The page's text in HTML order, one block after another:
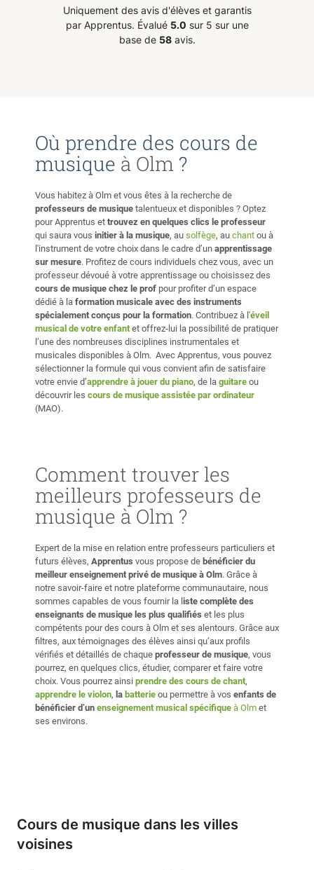
base académique Des amateurs souhaitant améliorer leurs
compétences Musiciens souhaitant approfondir leur
compréhension de la musique arabe
Uniquement des avis d'élèves et garantis
par Apprentus. Évalué 5.0 sur 5 sur une
base de 58avis.
Où prendre des cours de
musique à Olm ?
Vous habitez à Olm et vous êtes à la recherche de
professeurs de musique talentueux et disponibles ? Optez
pour Apprentus et trouvez en quelques clics le professeur
qui saura vous initier à la musique, au solfège, au chant ou à
l'instrument de votre choix dans le cadre d’un apprentissage
sur mesure. Profitez de cours individuels chez vous, avec un
professeur dévoué à votre apprentissage ou choisissez des
cours de musique chez le prof pour profiter d’un espace
dédié à la formation musicale avec des instruments
spécialement conçus pour la formation. Contribuez à l'éveil
musical de votre enfant et offrez-lui la possibilité de pratiquer
l’une des nombreuses disciplines instrumentales et
musicales disponibles à Olm. Avec Apprentus, vous pouvez
sélectionner la formule qui vous convient afin de satisfaire
votre envie d’apprendre à jouer du piano, de la guitare ou
découvrir les cours de musique assistée par ordinateur
(MAO).
Comment trouver les
meilleurs professeurs de
musique à Olm ?
Expert de la mise en relation entre professeurs particuliers et
futurs élèves, Apprentus vous propose de bénéficier du
meilleur enseignement privé de musique à Olm. Grâce à
notre savoir-faire et notre plateforme communautaire, nous
sommes capables de vous fournir la liste complète des
enseignants de musique les plus qualifiés et les plus
compétents pour des cours à Olm et ses alentours. Grâce aux
filtres, aux témoignages des élèves ainsi qu’aux profils
vérifiés et détaillés de chaque professeur de musique, vous
pourrez, en quelques clics, étudier, comparer et faire votre
choix. Vous pourrez ainsi prendre des cours de chant,
apprendre le violon, la batterie ou permettre à vos enfants de
bénéficier d’un enseignement musical spécifique à Olm et
ses environs.
Cours de musique dans les villes
voisines